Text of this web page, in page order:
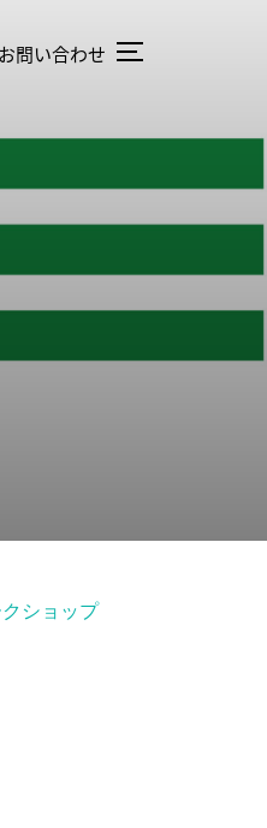
お問い合わせ
ショップ